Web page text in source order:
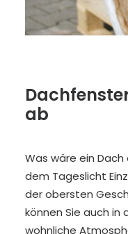
ab
Was wäre ein
dem Tageslicht
der obersten
können Sie auch in
wohnliche